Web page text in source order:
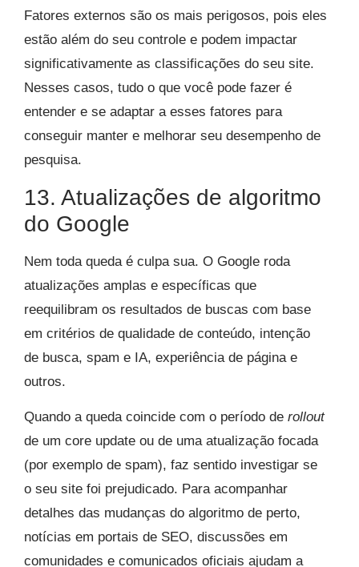
Fatores externos são os mais perigosos, pois eles
estão além do seu controle e podem impactar
significativamente as classificações do seu site.
Nesses casos, tudo o que você pode fazer é
entender e se adaptar a esses fatores para
conseguir manter e melhorar seu desempenho de
pesquisa.
13. Atualizações de algoritmo
do Google
Nem toda queda é culpa sua. O Google roda
atualizações amplas e específicas que
reequilibram os resultados de buscas com base
em critérios de qualidade de conteúdo, intenção
de busca, spam e IA, experiência de página e
outros.
Quando a queda coincide com o período de rollout
de um core update ou de uma atualização focada
(por exemplo de spam), faz sentido investigar se
o seu site foi prejudicado. Para acompanhar
detalhes das mudanças do algoritmo de perto,
notícias em portais de SEO, discussões em
comunidades e comunicados oficiais ajudam a